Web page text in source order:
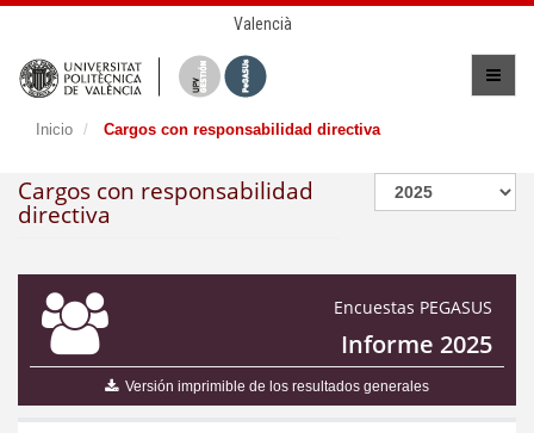
Valencià
Inicio Cargos con responsabilidad directiva
Cargos con responsabilidad
directiva
Encuestas PEGASUS
Informe 2025
Versión imprimible de los resultados generales